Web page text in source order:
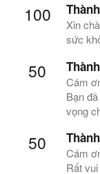
100
Xin
sức
50
Cám
Bạn
vọng
50
Cám
Rất